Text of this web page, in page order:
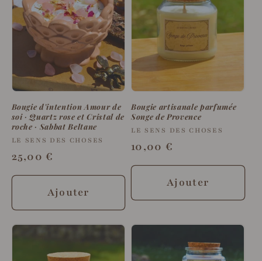
Bougie d'intention Amour de
soi · Quartz rose et Cristal de
roche · Sabbat Beltane
Fournisseur :
LE SENS DES CHOSES
Prix
habituel
25,00 €
Ajouter
Bougie artisanale parfumée
Songe de Provence
Fournisseur :
LE SENS DES CHOSES
Prix
habituel
10,00 €
Ajouter